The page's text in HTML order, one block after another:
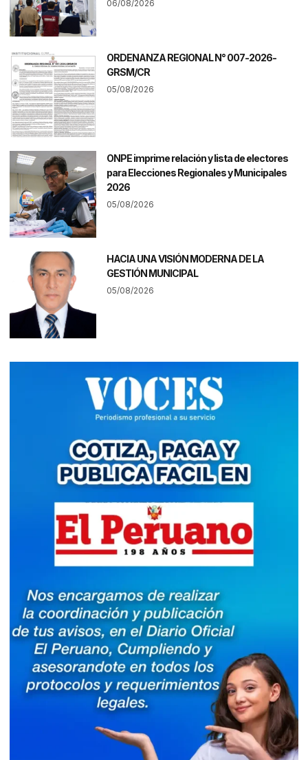
06/08/2026
ORDENANZA REGIONAL N° 007-2026-
GRSM/CR
05/08/2026
ONPE imprime relación y lista de electores
para Elecciones Regionales y Municipales
2026
05/08/2026
HACIA UNA VISIÓN MODERNA DE LA
GESTIÓN MUNICIPAL
05/08/2026